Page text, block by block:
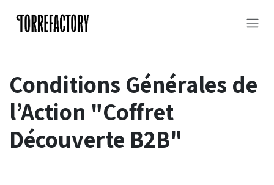
Conditions Générales de
l’Action "Coffret
Découverte B2B"